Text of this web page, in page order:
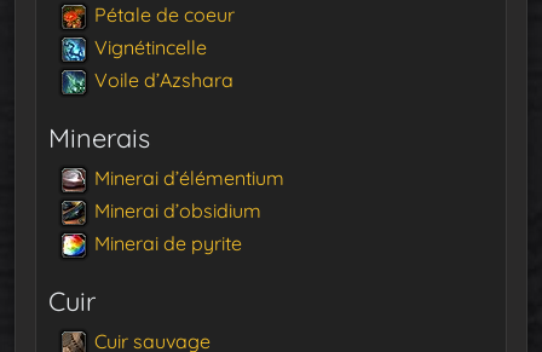
Pétale de coeur
Vignétincelle
Voile d’Azshara
Minerais
Minerai d’élémentium
Minerai d’obsidium
Minerai de pyrite
Cuir
Cuir sauvage